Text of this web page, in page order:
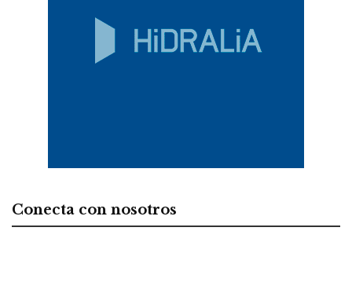
Conecta con nosotros